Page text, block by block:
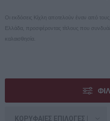
Οι εκδόσεις Κίχλη αποτελούν έναν από
Ελλάδα, προσφέροντας τίτλους που
καλαισθησία.